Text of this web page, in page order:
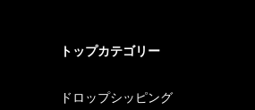
トップカテゴリー
ドロップシッピング